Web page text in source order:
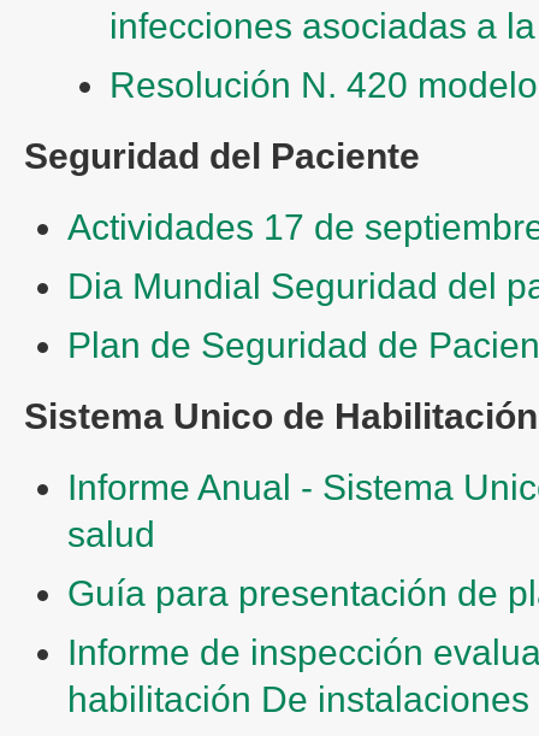
infecciones asociadas a
Resolución N. 420
Seguridad del Paciente
Actividades 17 de
Dia Mundial Seguridad del
Plan de Seguridad de
Sistema Unico de
Informe Anual - Sistema
salud
Guía para presentación de
Informe de inspección
habilitación De